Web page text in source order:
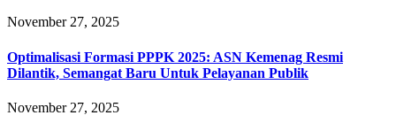
November 27, 2025
Optimalisasi Formasi PPPK 2025: ASN Kemenag Resmi
Dilantik, Semangat Baru Untuk Pelayanan Publik
November 27, 2025